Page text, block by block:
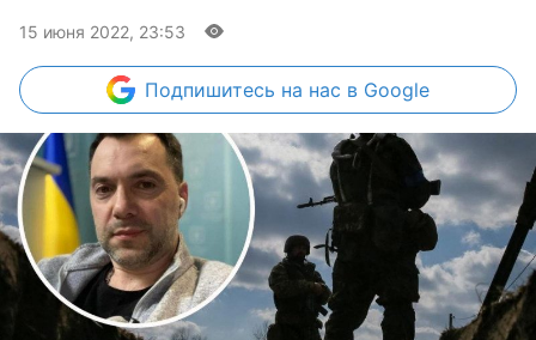
15 июня 2022, 23:53
Подпишитесь на нас в Google